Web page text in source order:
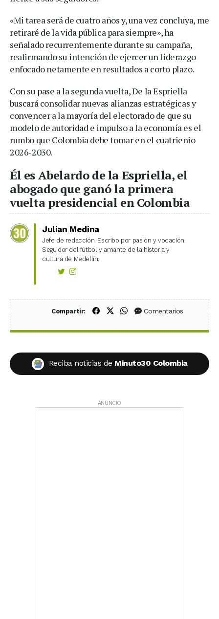
«Mi tarea será de cuatro años y, una vez concluya, me
retiraré de la vida pública para siempre», ha
señalado recurrentemente durante su campaña,
reafirmando su intención de ejercer un liderazgo
enfocado netamente en resultados a corto plazo.
Con su pase a la segunda vuelta, De la Espriella
buscará consolidar nuevas alianzas estratégicas y
convencer a la mayoría del electorado de que su
modelo de autoridad e impulso a la economía es el
rumbo que Colombia debe tomar en el cuatrienio
2026-2030.
Él es Abelardo de la Espriella, el
abogado que ganó la primera
vuelta presidencial en Colombia
Julian Medina
Jefe de redacción. Escribo por pasión y vocación.
Seguidor del fútbol y amante de la historia y
cultura de Medellín.
Compartir: Compartir en Facebook
Compartir en X (Twitter)
Compartir en WhatsApp
Comentarios
Reciba noticias de Minuto30 Colombia
ANUNCIO